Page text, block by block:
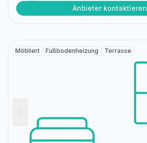
Anbieter kontaktieren
Möbliert Fußbodenheizung Terrasse